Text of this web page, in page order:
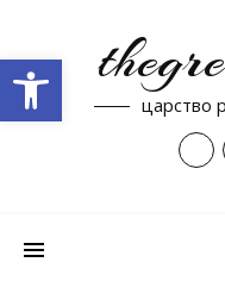
царство
Open toolbar